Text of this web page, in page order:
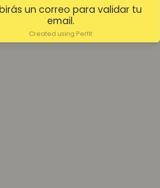
un correo para validar tu
email.
Created using Perfit